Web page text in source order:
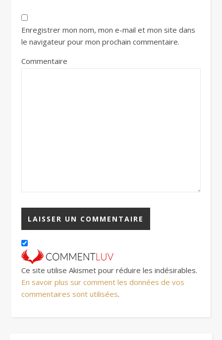
Enregistrer mon nom, mon e-mail et mon site dans
le navigateur pour mon prochain commentaire.
Commentaire
Ce site utilise Akismet pour réduire les indésirables.
En savoir plus sur comment les données de vos
commentaires sont utilisées.